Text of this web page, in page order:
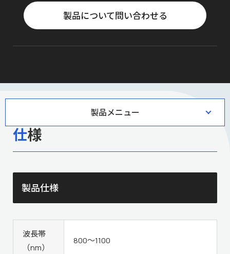
製品について問い合わせる
製品メニュー
仕様
製品仕様
波長帯
（nm）
800～1100